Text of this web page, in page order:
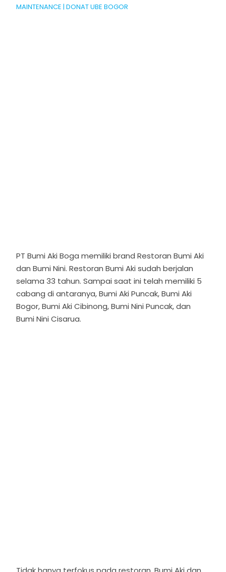
MAINTENANCE | DONAT UBE BOGOR
PT Bumi Aki Boga memiliki brand Restoran Bumi Aki
dan Bumi Nini. Restoran Bumi Aki sudah berjalan
selama 33 tahun. Sampai saat ini telah memiliki 5
cabang di antaranya, Bumi Aki Puncak, Bumi Aki
Bogor, Bumi Aki Cibinong, Bumi Nini Puncak, dan
Bumi Nini Cisarua.